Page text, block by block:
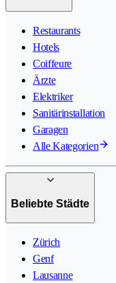
Restaurants
Hotels
Coiffeure
Ärzte
Elektriker
Sanitärinstallation
Garagen
Alle Kategorien
Beliebte Städte
Zürich
Genf
Lausanne